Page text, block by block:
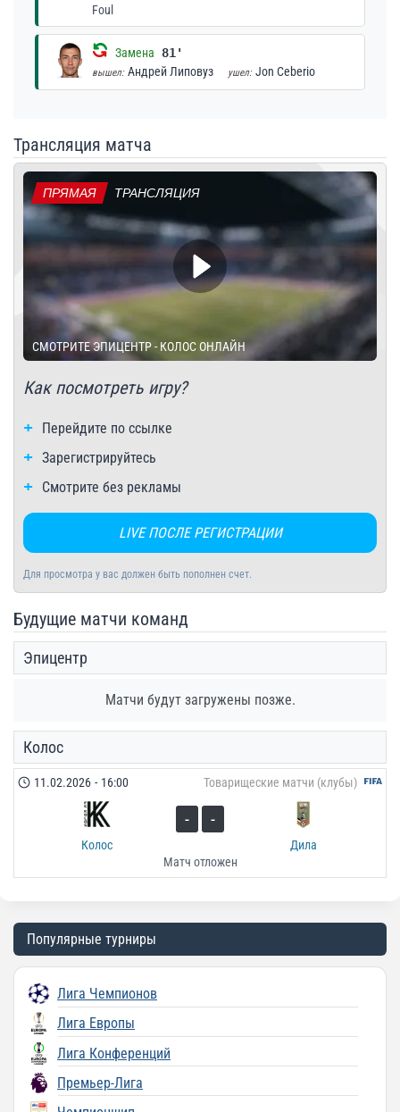
Foul
Замена 81'
вышел: Андрей Липовуз ушел: Jon Ceberio
Трансляция матча
ПРЯМАЯ ТРАНСЛЯЦИЯ
СМОТРИТЕ ЭПИЦЕНТР - КОЛОС ОНЛАЙН
Как посмотреть игру?
Перейдите по ссылке
Зарегистрируйтесь
Смотрите без рекламы
LIVE ПОСЛЕ РЕГИСТРАЦИИ
Для просмотра у вас должен быть пополнен счет.
Будущие матчи команд
Эпицентр
Матчи будут загружены позже.
Колос
Товарищеские матчи (клубы)
11.02.2026 - 16:00
Колос
- -
Дила
Матч отложен
Популярные турниры
Лига Чемпионов
Лига Европы
Лига Конференций
Премьер-Лига